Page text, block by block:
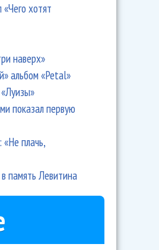
хотят
наверх»
альбом «Petal»
показал первую
плачь,
память Левитина